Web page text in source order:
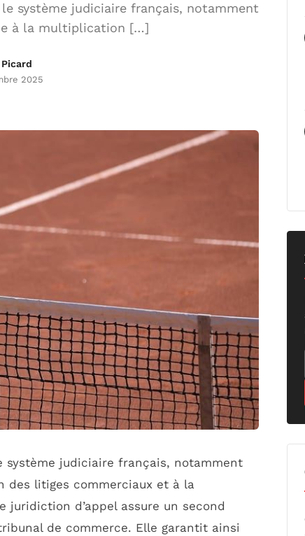
système judiciaire français, notamment
à la multiplication […]
2025
système judiciaire français, notamment
des litiges commerciaux et à la
d’appel assure un second
de commerce. Elle garantit ainsi